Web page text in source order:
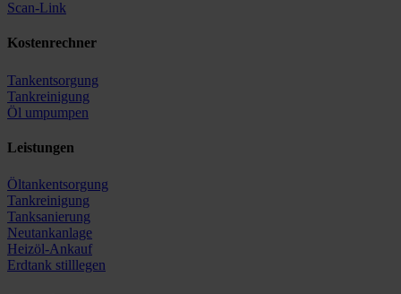
Scan-Link
Kostenrechner
Tankentsorgung
Tankreinigung
Öl umpumpen
Leistungen
Öltankentsorgung
Tankreinigung
Tanksanierung
Neutankanlage
Heizöl-Ankauf
Erdtank stilllegen